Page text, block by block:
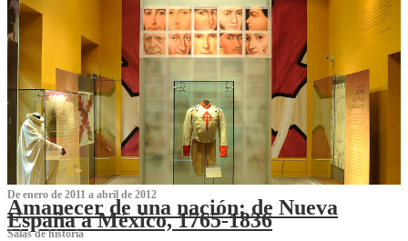
De enero de 2011 a abril de 2012
Amanecer de una nación: de Nueva
España a México, 1765-1836
Salas de historia